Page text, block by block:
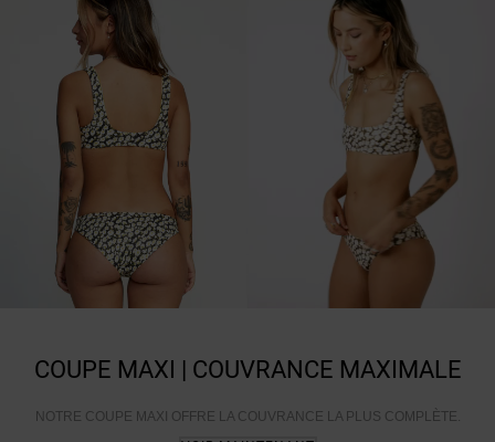
COUPE MAXI | COUVRANCE MAXIMALE
NOTRE COUPE MAXI OFFRE LA COUVRANCE LA PLUS COMPLÈTE.